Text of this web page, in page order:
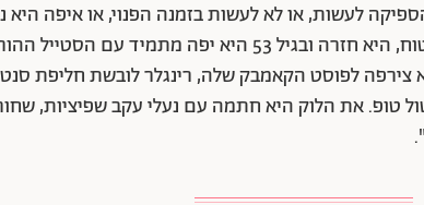
לעשות, או לא לעשות בזמנה הפנוי, או איפה
לה כל כך טוב לעור הפנים, אבל מה שבטוח, היא חזרה ובגיל 53 היא יפה מתמיד
לפוסט הקאמבק שלה, רינגלר לובשת חליפת
טופ. את הלוק היא חתמה עם נעלי עקב שפיציות,